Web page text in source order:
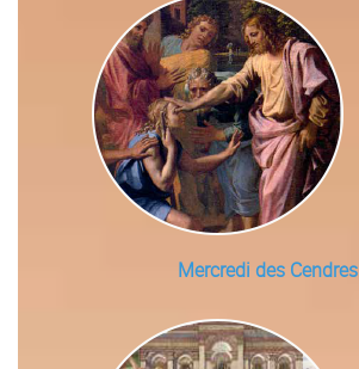
Mercredi des Cendres